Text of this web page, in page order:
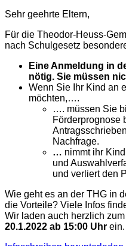
Sehr geehrte Eltern,
Für die Theodor-Heuss-
nach Schulgesetz
Eine Anmeldung in
nötig. Sie müssen
Wenn Sie Ihr Kind an
möchten,….
…. müssen Sie
Förderprognose
Nachfrage.
… nimmt ihr
und
und verliert den
Wie geht es an der THG in
die Vorteile? Viele Infos
Wir laden auch herzlich zum
20.1.2022 ab 15:00 Uhr ein.